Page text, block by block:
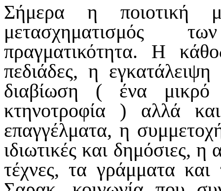
Σήμερα η ποιοτική
μετασχηματισμός
πραγματικότητα. Η
πεδιάδες, η
διαβίωση ( ένα μικρό
κτηνοτροφία ) αλλά
επαγγέλματα, η
ιδιωτικές και δημόσιες, η
τέχνες, τα γράμματα